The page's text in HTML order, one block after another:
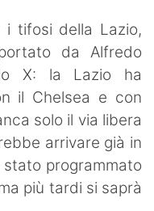
i tifosi della Lazio,
da Alfredo
X: la Lazio ha
il Chelsea e con
solo il via libera
arrivare già in
programmato
più tardi si saprà